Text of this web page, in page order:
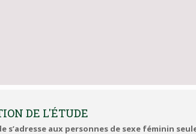
DE L'ÉTUDE
s’adresse aux personnes de sexe féminin